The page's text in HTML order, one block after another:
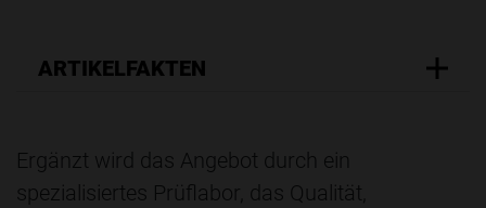
ARTIKELFAKTEN
Ergänzt wird das Angebot durch ein
spezialisiertes Prüflabor, das Qualität,